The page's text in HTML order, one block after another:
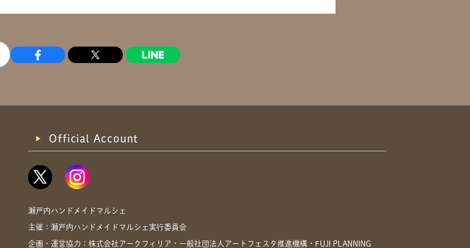
Official Account
瀬戸内ハンドメイドマルシェ
主催：瀬戸内ハンドメイドマルシェ実行委員会
企画・運営協力：株式会社アークフィリア・一般社団法人アートフェスタ推進機構・FUJI PLANNING